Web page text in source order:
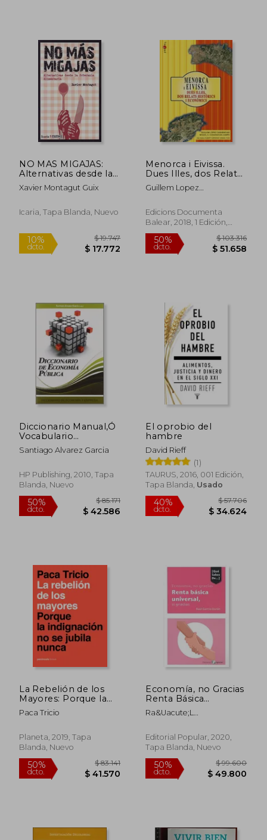
50%
dcto.
$ 105.044
$ 52.522
40%
dcto.
50%
dcto. $ 37.337
50%
dcto.
NO MAS MIGAJAS:
Alternativas desde la
Soberanía
Alimentaria (ASACO)
Xavier Montagut Guix
Icaria, Tapa Blanda, Nuevo
10%
dcto.
Menorca i Eivissa.
Dues Illes, dos Relats
Historics i Economics
(en Catalán)
Guillem Lopez
Casasnovas Camps
Edicions Documenta
Balear, 2018, 1 Edición,
Tapa Blanda, Nuevo
50%
dcto.
Diccionario Manual,Ó
Vocabulario
Completo de las
Lenguas Catalana-
Añadido un
Vocabulario de Todos
Comunes Cuyo
Nombre Varia en
Santiago Alvarez Garcia
HP Publishing, 2010, Tapa
Blanda, Nuevo
El oprobio del
hambre
David Rieff
(1)
TAURUS, 2016, 001 Edición,
Tapa Blanda, Usado
La Rebelión de los
Mayores: Porque la
Indignación no se
Jubila Nunca (Breve)
Paca Tricio
Planeta, 2019, Tapa
Blanda, Nuevo
Economía, no Gracias
Renta Básica
Universal, sí Gracias
Ra&Uacute;L
Dur&Aacute;N
Editorial Popular, 2020,
Tapa Blanda, Nuevo